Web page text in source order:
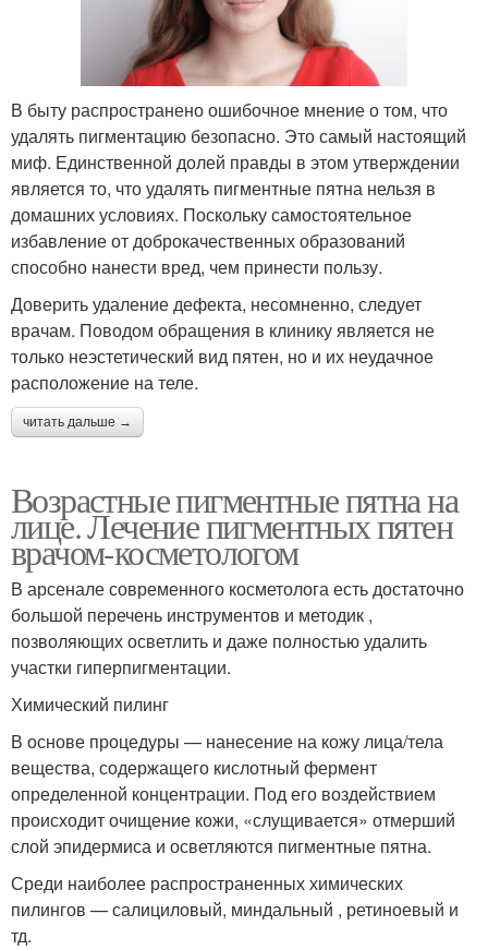
В быту распространено ошибочное мнение о том, что
удалять пигментацию безопасно. Это самый настоящий
миф. Единственной долей правды в этом утверждении
является то, что удалять пигментные пятна нельзя в
домашних условиях. Поскольку самостоятельное
избавление от доброкачественных образований
способно нанести вред, чем принести пользу.
Доверить удаление дефекта, несомненно, следует
врачам. Поводом обращения в клинику является не
только неэстетический вид пятен, но и их неудачное
расположение на теле.
читать дальше →
Возрастные пигментные пятна на
лице. Лечение пигментных пятен
врачом-косметологом
В арсенале современного косметолога есть достаточно
большой перечень инструментов и методик ,
позволяющих осветлить и даже полностью удалить
участки гиперпигментации.
Химический пилинг
В основе процедуры — нанесение на кожу лица/тела
вещества, содержащего кислотный фермент
определенной концентрации. Под его воздействием
происходит очищение кожи, «слущивается» отмерший
слой эпидермиса и осветляются пигментные пятна.
Среди наиболее распространенных химических
пилингов — салициловый, миндальный , ретиноевый и
тд.